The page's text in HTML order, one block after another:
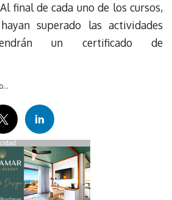
final de cada uno de los cursos,
superado las actividades
un certificado de